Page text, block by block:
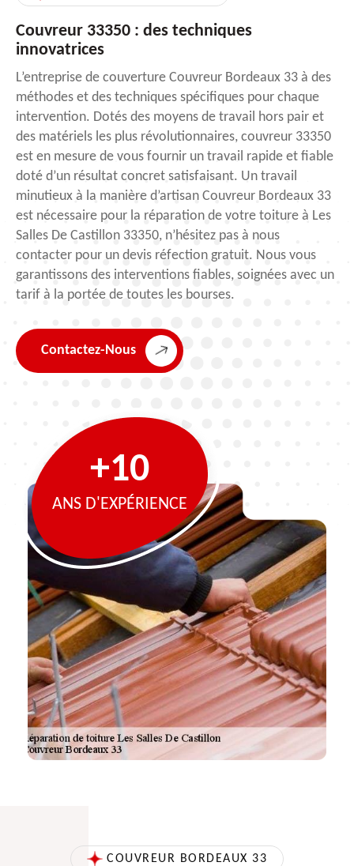
Couvreur 33350 : des techniques
innovatrices
L’entreprise de couverture Couvreur Bordeaux 33 à des
méthodes et des techniques spécifiques pour chaque
intervention. Dotés des moyens de travail hors pair et
des matériels les plus révolutionnaires, couvreur 33350
est en mesure de vous fournir un travail rapide et fiable
doté d’un résultat concret satisfaisant. Un travail
minutieux à la manière d’artisan Couvreur Bordeaux 33
est nécessaire pour la réparation de votre toiture à Les
Salles De Castillon 33350, n’hésitez pas à nous
contacter pour un devis réfection gratuit. Nous vous
garantissons des interventions fiables, soignées avec un
tarif à la portée de toutes les bourses.
Contactez-Nous
+10
ANS D'EXPÉRIENCE
COUVREUR BORDEAUX 33